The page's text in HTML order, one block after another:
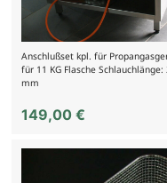
Anschlußset kpl. für
für 11 KG Flasche Schlauchlänge:
mm
149,00 €